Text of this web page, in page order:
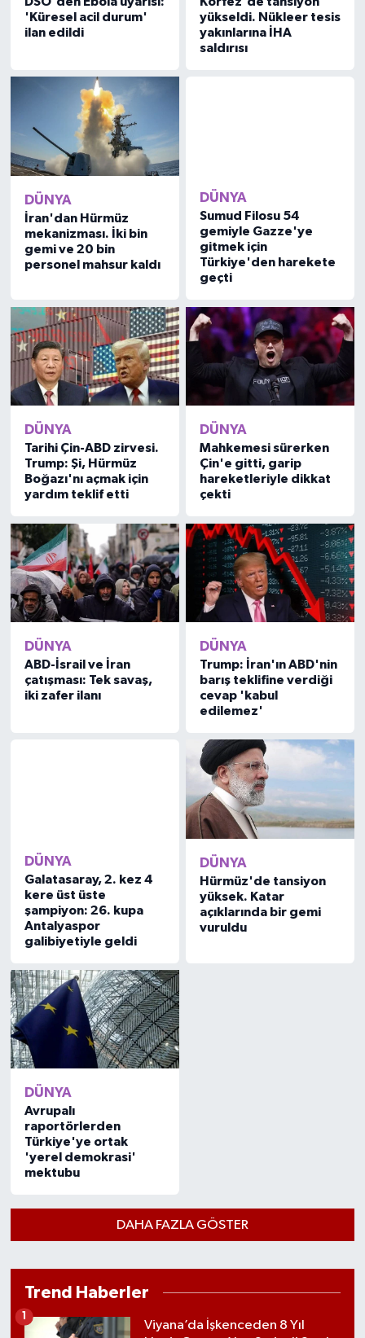
'Küresel acil durum'
ilan edildi
yükseldi. Nükleer tesis
yakınlarına İHA
saldırısı
DÜNYA
İran'dan Hürmüz
mekanizması. İki bin
gemi ve 20 bin
personel mahsur kaldı
DÜNYA
Sumud Filosu 54
gemiyle Gazze'ye
gitmek için
Türkiye'den harekete
geçti
DÜNYA
Tarihi Çin-ABD zirvesi.
Trump: Şi, Hürmüz
Boğazı'nı açmak için
yardım teklif etti
DÜNYA
Mahkemesi sürerken
Çin'e gitti, garip
hareketleriyle dikkat
çekti
DÜNYA
ABD-İsrail ve İran
çatışması: Tek savaş,
iki zafer ilanı
DÜNYA
Trump: İran'ın ABD'nin
barış teklifine verdiği
cevap 'kabul
edilemez'
DÜNYA
Galatasaray, 2. kez 4
kere üst üste
şampiyon: 26. kupa
Antalyaspor
galibiyetiyle geldi
DÜNYA
Hürmüz'de tansiyon
yüksek. Katar
açıklarında bir gemi
vuruldu
DÜNYA
Avrupalı
raportörlerden
Türkiye'ye ortak
'yerel demokrasi'
mektubu
DAHA FAZLA GÖSTER
Trend Haberler
Viyana’da İşkenceden 8 Yıl
1